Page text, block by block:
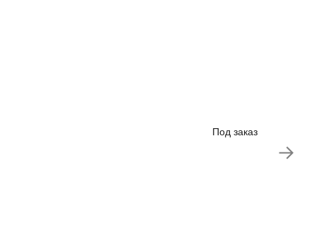
Под заказ